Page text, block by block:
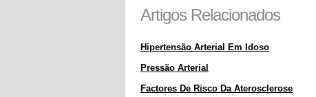
Artigos Relacionados
Hipertensão Arterial Em Idoso
Pressão Arterial
Factores De Risco Da Aterosclerose